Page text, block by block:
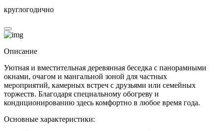
круглогодично
Описание
Уютная и вместительная деревянная беседка с панорамными
окнами, очагом и мангальной зоной для частных
мероприятий, камерных встреч с друзьями или семейных
торжеств. Благодаря специальному обогреву и
кондиционированию здесь комфортно в любое время года.
Основные характеристики: